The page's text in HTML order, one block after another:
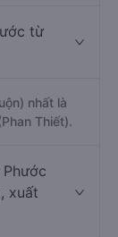
từ
nhất là
Thiết).
xuất